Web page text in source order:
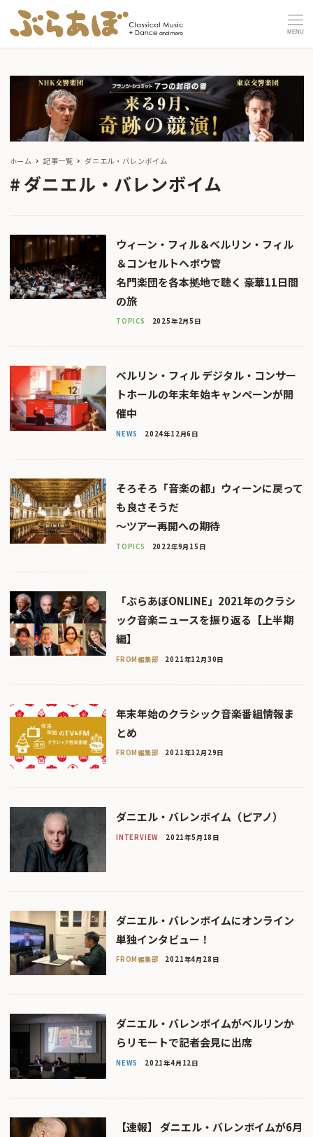
MENU
ホーム 記事一覧 ダニエル・バレンボイム
ダニエル・バレンボイム
ウィーン・フィル＆ベルリン・フィル
＆コンセルトヘボウ管
名門楽団を各本拠地で聴く 豪華11日間
の旅
TOPICS 2025年2月5日
ベルリン・フィル デジタル・コンサー
トホールの年末年始キャンペーンが開
催中
NEWS 2024年12月6日
そろそろ「音楽の都」ウィーンに戻って
も良さそうだ
〜ツアー再開への期待
TOPICS 2022年9月15日
「ぶらあぼONLINE」2021年のクラシ
ック音楽ニュースを振り返る【上半期
編】
FROM編集部 2021年12月30日
年末年始のクラシック音楽番組情報ま
とめ
FROM編集部 2021年12月29日
ダニエル・バレンボイム（ピアノ）
INTERVIEW 2021年5月18日
ダニエル・バレンボイムにオンライン
単独インタビュー！
FROM編集部 2021年4月28日
ダニエル・バレンボイムがベルリンか
らリモートで記者会見に出席
NEWS 2021年4月12日
【速報】 ダニエル・バレンボイムが6月